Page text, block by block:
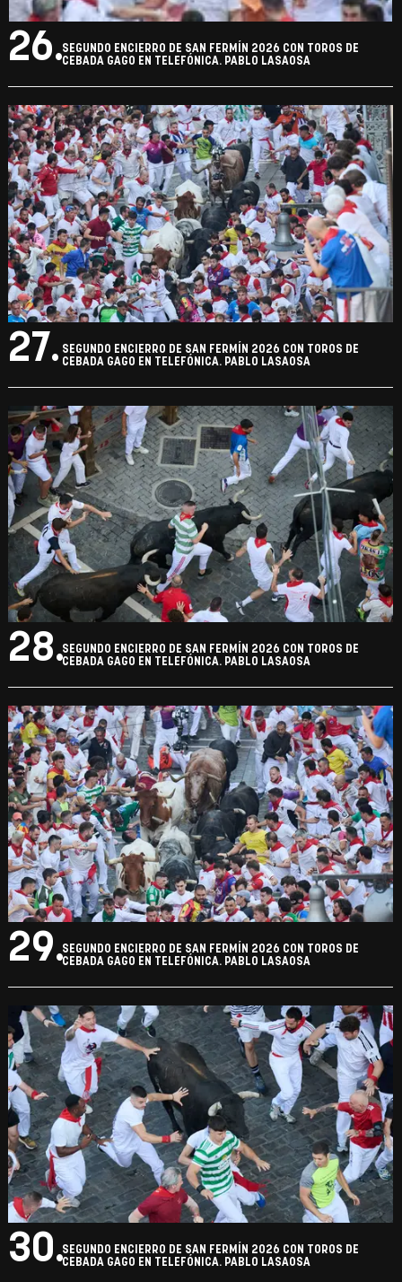
26.SEGUNDO ENCIERRO DE SAN FERMÍN 2026 CON TOROS DE
CEBADA GAGO EN TELEFÓNICA. PABLO LASAOSA
27. SEGUNDO ENCIERRO DE SAN FERMÍN 2026 CON TOROS DE
CEBADA GAGO EN TELEFÓNICA. PABLO LASAOSA
28.SEGUNDO ENCIERRO DE SAN FERMÍN 2026 CON TOROS DE
CEBADA GAGO EN TELEFÓNICA. PABLO LASAOSA
29.SEGUNDO ENCIERRO DE SAN FERMÍN 2026 CON TOROS DE
CEBADA GAGO EN TELEFÓNICA. PABLO LASAOSA
30.SEGUNDO ENCIERRO DE SAN FERMÍN 2026 CON TOROS DE
CEBADA GAGO EN TELEFÓNICA. PABLO LASAOSA